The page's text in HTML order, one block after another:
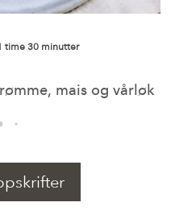
time 30 minutter
mais og vårløk